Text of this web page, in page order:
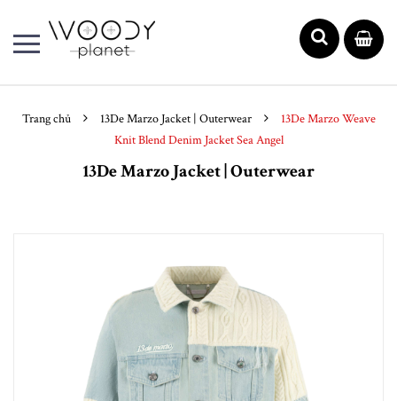
Trang chủ 13De Marzo Jacket | Outerwear
13De Marzo Weave
Knit Blend Denim Jacket Sea Angel
13De Marzo Jacket | Outerwear